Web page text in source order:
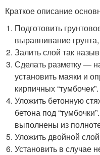
Краткое описание
Подготовить
выравнивание
Залить слой так
Сделать разметку —
установить маяки и
кирпичных “тумбочек”.
Уложить бетонную
бетона под
выполнены из
Уложить двойной
Установить в случае